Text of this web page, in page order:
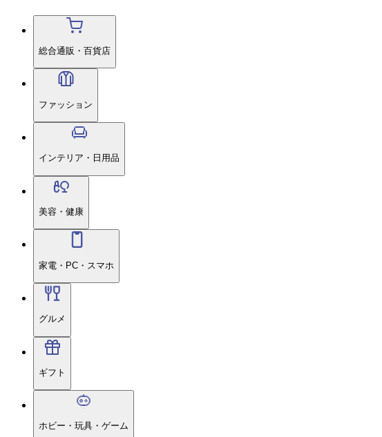
総合通販・百貨店
ファッション
インテリア・日用品
美容・健康
家電・PC・スマホ
グルメ
ギフト
ホビー・玩具・ゲーム